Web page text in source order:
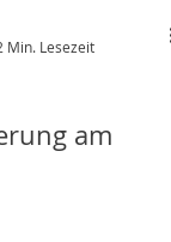
Min. Lesezeit
am